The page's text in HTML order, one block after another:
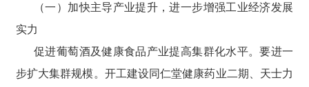
（一）加快主导产业提升，进一步增强工业经济发展
实力
促进葡萄酒及健康食品产业提高集群化水平。要进一
步扩大集群规模。开工建设同仁堂健康药业二期、天士力